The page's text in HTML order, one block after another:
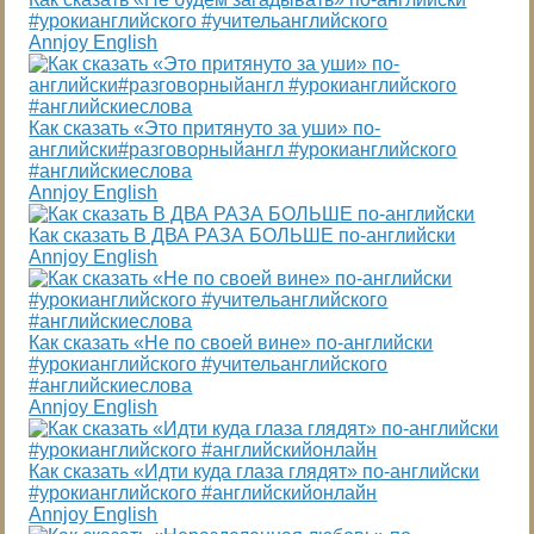
#урокианглийского #учительанглийского
Annjoy English
Как сказать «Это притянуто за уши» по-
английски#разговорныйангл #урокианглийского
#английскиеслова
Annjoy English
Как сказать В ДВА РАЗА БОЛЬШЕ по-английски
Annjoy English
Как сказать «Не по своей вине» по-английски
#урокианглийского #учительанглийского
#английскиеслова
Annjoy English
Как сказать «Идти куда глаза глядят» по-английски
#урокианглийского #английскийонлайн
Annjoy English